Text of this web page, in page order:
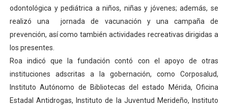
Plan Quirúrgico Regional llega a Pueblo Llano con la
odontológica y pediátrica a niños, niñas y jóvenes; además, se
realizó una jornada de vacunación y una campaña de
prevención, así como también actividades recreativas dirigidas a
los presentes.
Roa indicó que la fundación contó con el apoyo de otras
instituciones adscritas a la gobernación, como Corposalud,
Instituto Autónomo de Bibliotecas del estado Mérida, Oficina
Estadal Antidrogas, Instituto de la Juventud Merideño, Instituto